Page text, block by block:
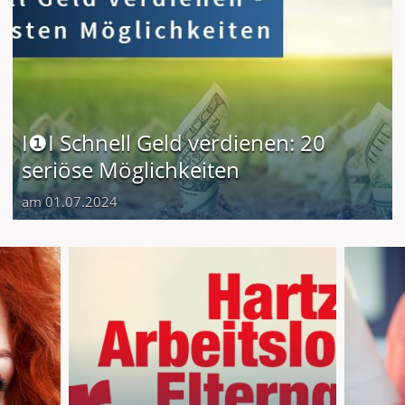
I❶I Schnell Geld verdienen: 20
seriöse Möglichkeiten
am 01.07.2024